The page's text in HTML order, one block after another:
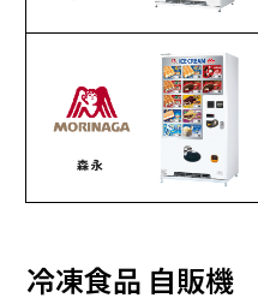
冷凍食品 自販機